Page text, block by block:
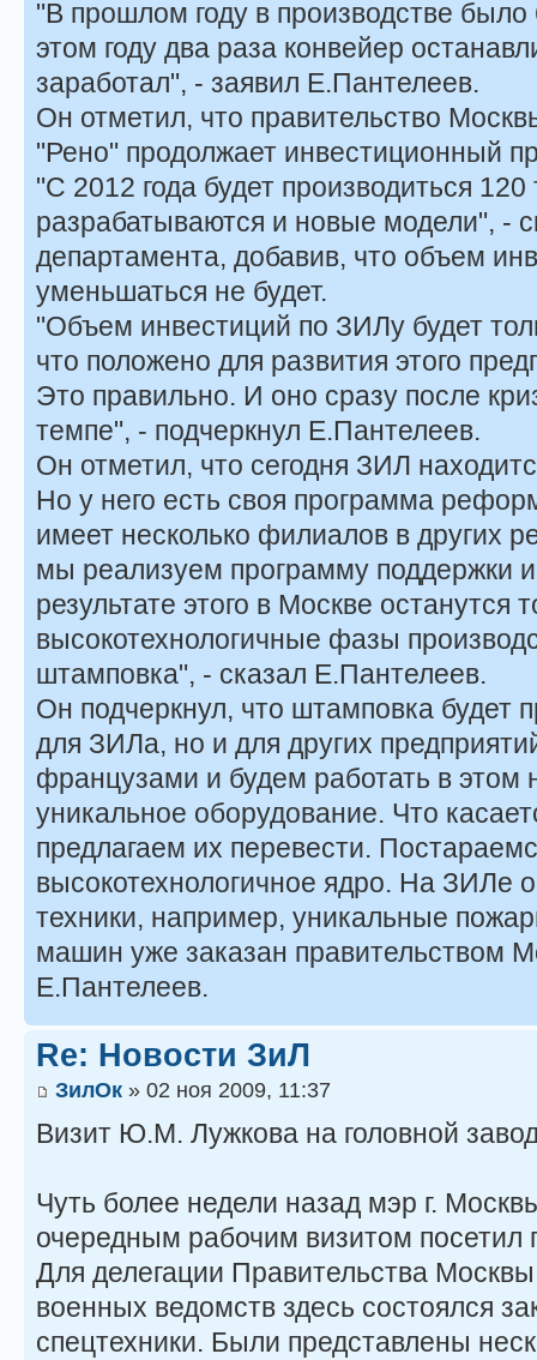
"В прошлом году в производстве
этом году два раза конвейер
заработал", - заявил Е.Пантелеев.
Он отметил, что правительство
"Рено" продолжает инвестиционный
"С 2012 года будет производиться
разрабатываются и новые модели", -
департамента, добавив, что объем
уменьшаться не будет.
"Объем инвестиций по ЗИЛу будет
что положено для развития этого
Это правильно. И оно сразу после
темпе", - подчеркнул Е.Пантелеев.
Он отметил, что сегодня ЗИЛ
Но у него есть своя программа
имеет несколько филиалов в других
мы реализуем программу поддержки
результате этого в Москве останутся
высокотехнологичные фазы
штамповка", - сказал Е.Пантелеев.
Он подчеркнул, что штамповка будет
для ЗИЛа, но и для других
французами и будем работать в этом
уникальное оборудование. Что
предлагаем их перевести.
высокотехнологичное ядро. На ЗИЛе
техники, например, уникальные
машин уже заказан правительством
Е.Пантелеев.
Re: Новости ЗиЛ
ЗилОк » 02 ноя 2009, 11:37
Визит Ю.М. Лужкова на головной
Чуть более недели назад мэр г.
очередным рабочим визитом посетил
Для делегации Правительства
военных ведомств здесь состоялся
спецтехники. Были представлены